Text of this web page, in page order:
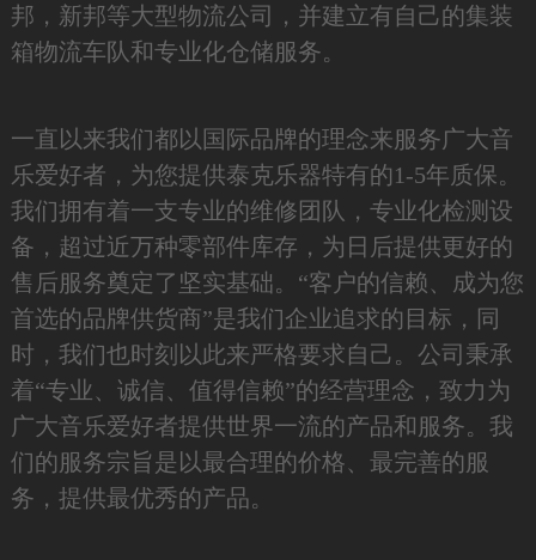
邦，新邦等大型物流公司，并建立有自己的集装
箱物流车队和专业化仓储服务。
一直以来我们都以国际品牌的理念来服务广大音
乐爱好者，为您提供泰克乐器特有的1-5年质保。
我们拥有着一支专业的维修团队，专业化检测设
备，超过近万种零部件库存，为日后提供更好的
售后服务奠定了坚实基础。“客户的信赖、成为您
首选的品牌供货商”是我们企业追求的目标，同
时，我们也时刻以此来严格要求自己。公司秉承
着“专业、诚信、值得信赖”的经营理念，致力为
广大音乐爱好者提供世界一流的产品和服务。我
们的服务宗旨是以最合理的价格、最完善的服
务，提供最优秀的产品。